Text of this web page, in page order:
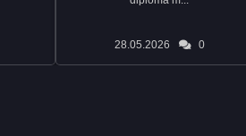
28.05.2026 0